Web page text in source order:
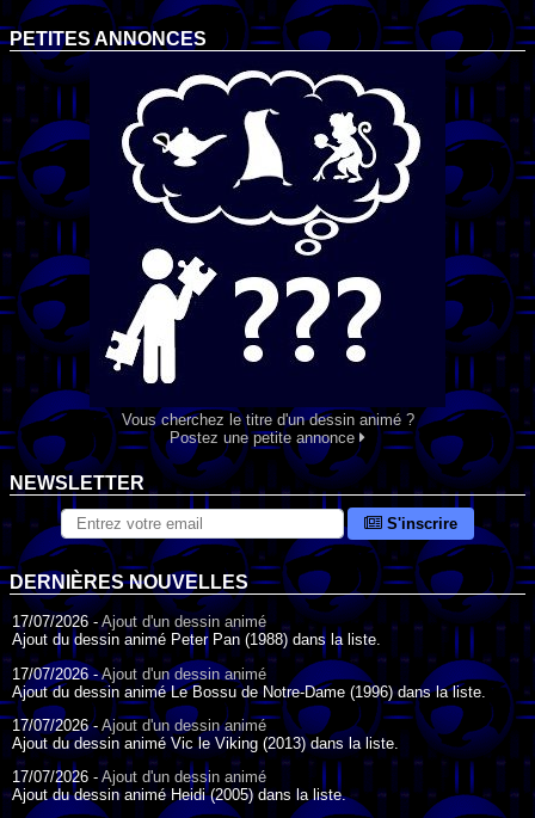
PETITES ANNONCES
Vous cherchez le titre d'un dessin animé ?
Postez une petite annonce
NEWSLETTER
S'inscrire
DERNIÈRES NOUVELLES
17/07/2026 -Ajout d'un dessin animé
Ajout du dessin animé Peter Pan (1988) dans la liste.
17/07/2026 -Ajout d'un dessin animé
Ajout du dessin animé Le Bossu de Notre-Dame (1996) dans la liste.
17/07/2026 -Ajout d'un dessin animé
Ajout du dessin animé Vic le Viking (2013) dans la liste.
17/07/2026 - Ajout d'un dessin animé
Ajout du dessin animé Heidi (2005) dans la liste.